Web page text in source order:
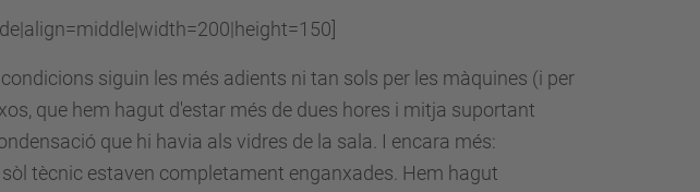
siguin les més adients ni tan sols per les màquines (i per
que hem hagut d'estar més de dues hores i mitja suportant
que hi havia als vidres de la sala. I encara més:
tècnic estaven completament enganxades. Hem hagut